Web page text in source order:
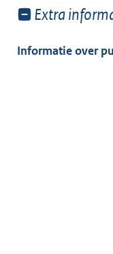
Toon
van:
Extra
Informatie over